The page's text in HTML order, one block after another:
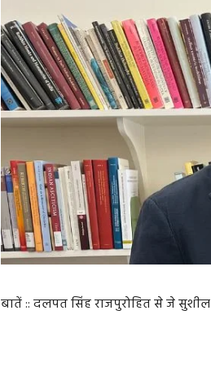
बातें :: दलपत सिंह राजपुरोहित से जे सुशील